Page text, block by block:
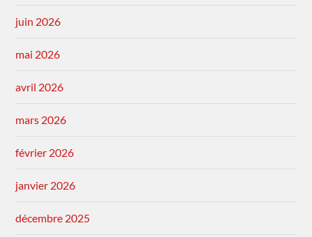
juin 2026
mai 2026
avril 2026
mars 2026
février 2026
janvier 2026
décembre 2025